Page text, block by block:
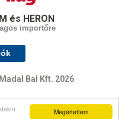
Megértettem
és HERON
importőre
Bal Kft. 2026